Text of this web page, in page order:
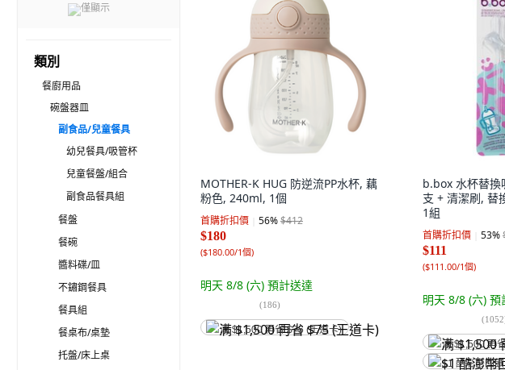
僅顯示
類別
餐廚用品
碗盤器皿
副食品/兒童餐具
幼兒餐具/吸管杯
兒童餐盤/組合
副食品餐具組
餐盤
餐碗
醬料碟/皿
不鏽鋼餐具
餐具組
餐桌布/桌墊
托盤/床上桌
MOTHER-K HUG 防逆流PP水杯, 藕
粉色, 240ml, 1個
首購折扣價 56%$412
$180
($180.00/1個)
明天 8/8 (六) 預計送達
(186)
满 $1,500 再省 $75 (王道卡)
b.box 水杯替換
支 + 清潔刷, 替
1組
首購折扣價 53%
$111
($111.00/1個)
明天 8/8 (六) 預
(1052
满 $1,500 再
$1 酷澎幣回饋